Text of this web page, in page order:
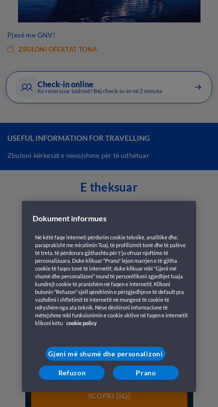
Pjesë me GNV!
ZBULONI OFERTAT TONA
Check-in online
Ke rezervuar tashmë? Bëj check-in-in në 2 minuta
USEFUL INFORMATION FOR TRAVELLING
Zbuloni kërkesat e nevojshme për të udhëtuar
E theksuar
Vazhdimësia e shërbimeve të
GNV: udhëtimet e konfirmuara
për të gjithë sezonin veror
SCOPRI [SQ]
Dokument informues
Në këtë faqe interneti përdorim cookie teknike, analitike dhe,
paraprakisht me miratimin Tuaj, të profilizimit tonë dhe të palëve
të treta, të përdorura gjithashtu për t'ju ofruar njoftime të
personalizuara. Duke klikuar "Prano" lejon marrjen e të gjitha
cookie të faqes tonë të internetit; duke klikuar mbi "Gjeni më
shumë dhe personalizoni" mund të personifikoni zgjedhjet tuaja
kundrejt cookie të pranishëm në faqen e internetit. Klikoni
butonin "Refuzon" sjell qëndrimin e përzgjedhjeve të default pra
vazhdimi i shfletimit të internetit në mungesë të cookie të
ndryshëm nga ata teknik. Nëse dëshironi informacione të
mëtejshme mbi funksionimin e cookie aktive në faqen e internetit
klikoni këtu cookie policy
Gjeni më shumë dhe personalizoni
Refuzon Prano